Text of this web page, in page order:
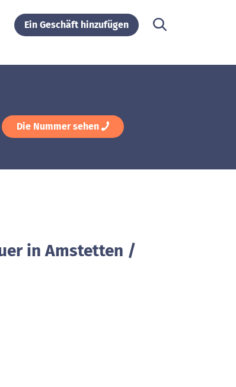
Ein Geschäft hinzufügen
Die Nummer sehen
in Amstetten /